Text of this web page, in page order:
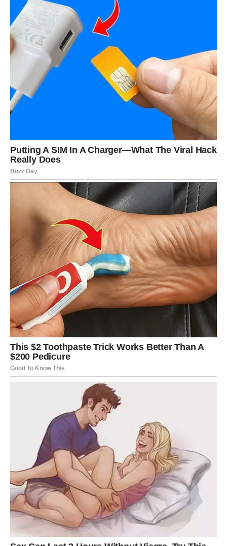
Jer zvijezde imaju veoma jasnu poruku za vas:
Sreća dolazi – ali je morate prepoznati i iskoristiti dok je
pred vama.